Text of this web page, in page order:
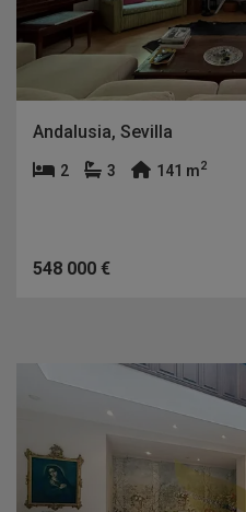
Andalusia, Sevilla
2 3 141 m2
548 000 €